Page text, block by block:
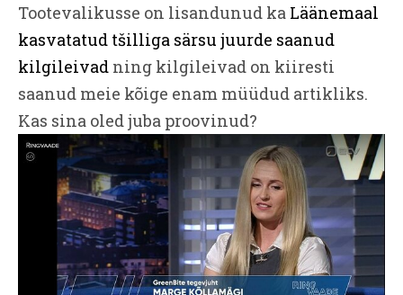
Tootevalikusse on lisandunud ka Läänemaal
kasvatatud tšilliga särsu juurde saanud
kilgileivad ning kilgileivad on kiiresti
saanud meie kõige enam müüdud artikliks.
Kas sina oled juba proovinud?